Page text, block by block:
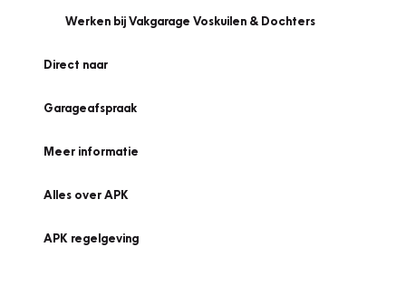
Werken bij Vakgarage Voskuilen & Dochters
Direct naar
Garageafspraak
Meer informatie
Alles over APK
APK regelgeving